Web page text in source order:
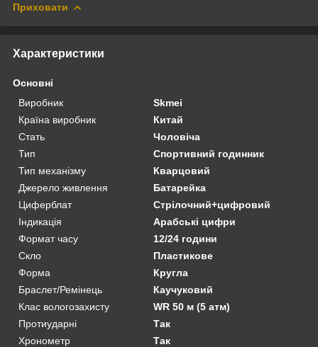
Приховати
Характеристики
Основні
Виробник
Skmei
Країна виробник
Китай
Стать
Чоловіча
Тип
Спортивний годинник
Тип механізму
Кварцовий
Джерело живлення
Батарейка
Циферблат
Стрілочний+цифровий
Індикація
Арабські цифри
Формат часу
12/24 години
Скло
Пластикове
Форма
Кругла
Браслет/Ремінець
Каучуковий
Клас вологозахисту
WR 50 м (5 атм)
Протиударні
Так
Хронометр
Так